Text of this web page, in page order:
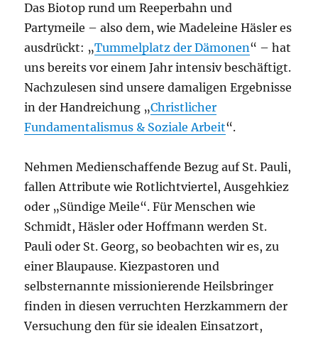
Das Biotop rund um Reeperbahn und
Partymeile – also dem, wie Madeleine Häsler es
ausdrückt: „Tummelplatz der Dämonen“ – hat
uns bereits vor einem Jahr intensiv beschäftigt.
Nachzulesen sind unsere damaligen Ergebnisse
in der Handreichung „Christlicher
Fundamentalismus & Soziale Arbeit“.
Nehmen Medienschaffende Bezug auf St. Pauli,
fallen Attribute wie Rotlichtviertel, Ausgehkiez
oder „Sündige Meile“. Für Menschen wie
Schmidt, Häsler oder Hoffmann werden St.
Pauli oder St. Georg, so beobachten wir es, zu
einer Blaupause. Kiezpastoren und
selbsternannte missionierende Heilsbringer
finden in diesen verruchten Herzkammern der
Versuchung den für sie idealen Einsatzort,